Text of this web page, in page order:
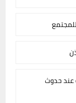
حدوث